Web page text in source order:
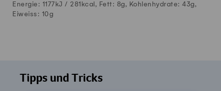
Energie: 1177kJ / 281 kcal, Fett: 8g, Kohlenhydrate: 43g,
Eiweiss: 10g
Tipps und Tricks